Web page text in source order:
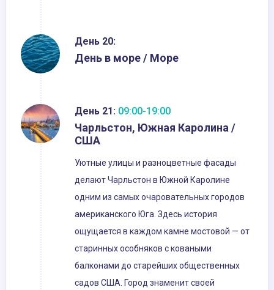
День 20:
День в море / Море
День 21: 09:00-19:00
Чарльстон, Южная Каролина /
США
Уютные улицы и разноцветные фасады
делают Чарльстон в Южной Каролине
одним из самых очаровательных городов
американского Юга. Здесь история
ощущается в каждом камне мостовой — от
старинных особняков с коваными
балконами до старейших общественных
садов США. Город знаменит своей